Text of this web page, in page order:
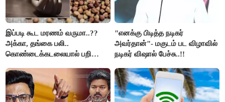
இப்படி கூட மரணம் வருமா..??
அக்கா, தங்கை பலி..
கொண்டைக்கடலையால் பறிபோன
"எனக்கு பிடித்த நடிகர்
அவர்தான்"- மகுடம் பட விழாவில்
நடிகர் விஷால் பேச்சு..!!